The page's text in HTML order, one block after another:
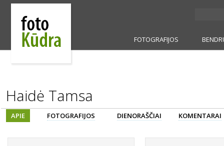
FOTOGRAFIJOS
Haidė Tamsa
APIE FOTOGRAFIJOS DIENORAŠČIAI KOMENTARAI